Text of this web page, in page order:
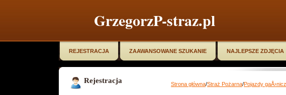
GrzegorzP-straz.pl
REJESTRACJA ZAAWANSOWANE SZUKANIE NAJLEPSZE ZDJĘCIA
Rejestracja Strona główna/Straż Pożarna/Pojazdy